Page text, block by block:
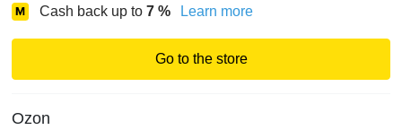
Cash back up to 7 % Learn more
Go to the store
Ozon